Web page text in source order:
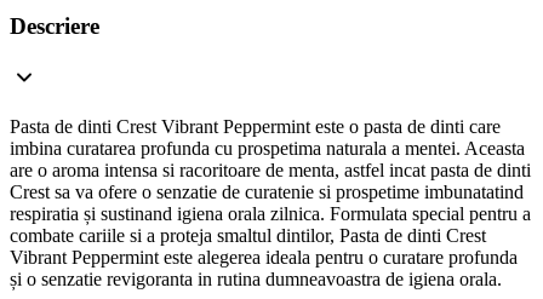
Descriere
Pasta de dinti Crest Vibrant Peppermint este o pasta de dinti care
imbina curatarea profunda cu prospetima naturala a mentei. Aceasta
are o aroma intensa si racoritoare de menta, astfel incat pasta de dinti
Crest sa va ofere o senzatie de curatenie si prospetime imbunatatind
respiratia și sustinand igiena orala zilnica. Formulata special pentru a
combate cariile si a proteja smaltul dintilor, Pasta de dinti Crest
Vibrant Peppermint este alegerea ideala pentru o curatare profunda
și o senzatie revigoranta in rutina dumneavoastra de igiena orala.